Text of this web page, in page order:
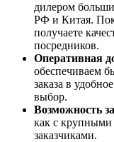
дилером
РФ и Китая.
получаете
посредников.
Оперативная
обеспечиваем
заказа в
выбор.
Возможность
как с крупными
заказчиками.